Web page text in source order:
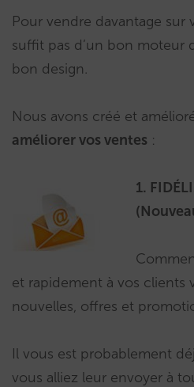
Pour vendre davantage sur
suffit pas d’un bon moteur
bon design.
Nous avons créé et
améliorer vos ventes :
1.
et rapidement à vos clients
nouvelles, offres et
Il vous est probablement
vous alliez leur envoyer à